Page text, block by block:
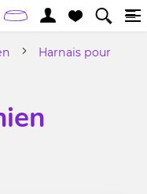
Harnais pour